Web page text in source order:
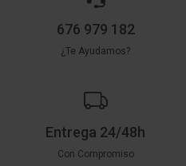
676 979 182
¿Te Ayudamos?
Entrega 24/48h
Con Compromiso